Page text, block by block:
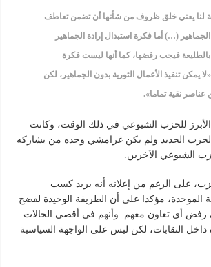
لنا يعني خلق ظروف من شأنها أن تضمن تعاطف
(…) أما فكرة استبدال إرادة الجماهير
فيجب رفضها، كما أنها ليست فكرة
يمكن تنفيذ الأعمال الثورية بدون الجماهير، لكن
عناصر نقية تماما».
الأبرز للحزب الشيوعي في ذلك الوقت، وكانت
الجديد ولم يكن غرامشي وحده من يشاركه
الشيوعي الآخرين.
على الرغم من إعلانه أنه يريد كسب
الموحدة، مؤكدا على أن الطريقة الوحيدة لفضح
رفض أي تعاون معهم. وأنهم في أقصى الحالات
النقابات، لكن ليس على الواجهة السياسية